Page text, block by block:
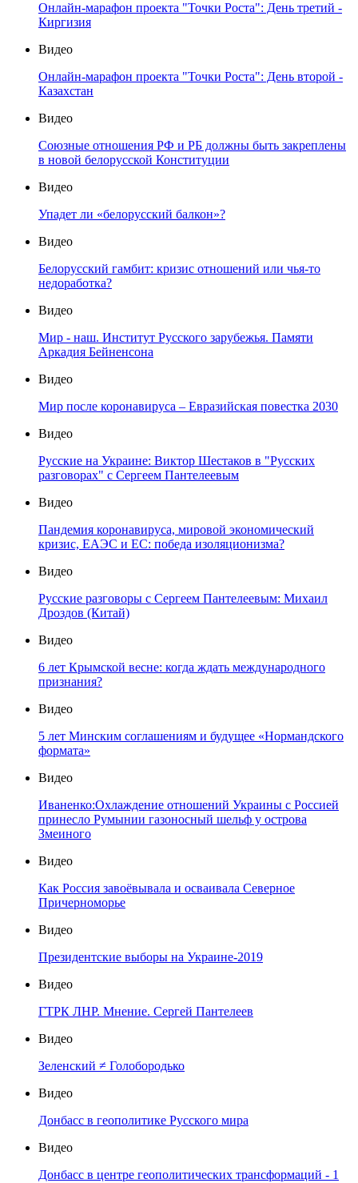
Онлайн-марафон проекта "Точки Роста": День третий -
Киргизия
Видео
Онлайн-марафон проекта "Точки Роста": День второй -
Казахстан
Видео
Союзные отношения РФ и РБ должны быть закреплены
в новой белорусской Конституции
Видео
Упадет ли «белорусский балкон»?
Видео
Белорусский гамбит: кризис отношений или чья-то
недоработка?
Видео
Мир - наш. Институт Русского зарубежья. Памяти
Аркадия Бейненсона
Видео
Мир после коронавируса – Евразийская повестка 2030
Видео
Русские на Украине: Виктор Шестаков в "Русских
разговорах" с Сергеем Пантелеевым
Видео
Пандемия коронавируса, мировой экономический
кризис, ЕАЭС и ЕС: победа изоляционизма?
Видео
Русские разговоры с Сергеем Пантелеевым: Михаил
Дроздов (Китай)
Видео
6 лет Крымской весне: когда ждать международного
признания?
Видео
5 лет Минским соглашениям и будущее «Нормандского
формата»
Видео
Иваненко:Охлаждение отношений Украины с Россией
принесло Румынии газоносный шельф у острова
Змеиного
Видео
Как Россия завоёвывала и осваивала Северное
Причерноморье
Видео
Президентские выборы на Украине-2019
Видео
ГТРК ЛНР. Мнение. Сергей Пантелеев
Видео
Зеленский ≠ Голобородько
Видео
Донбасс в геополитике Русского мира
Видео
Донбасс в центре геополитических трансформаций - 1